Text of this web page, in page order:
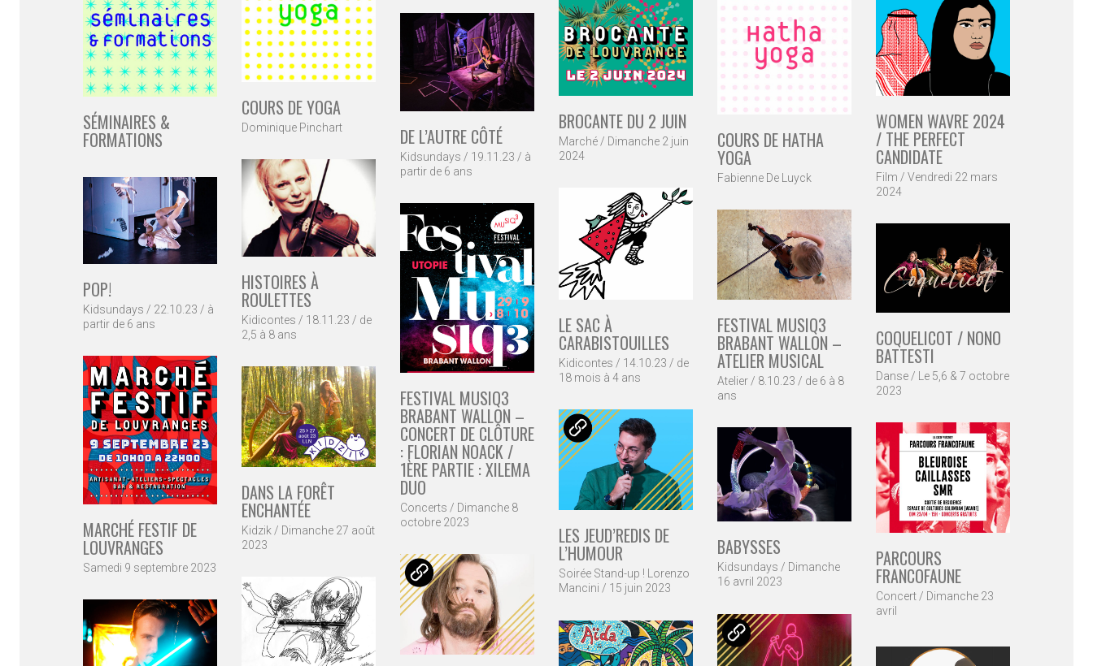
COURS DE YOGA
Dominique Pinchart
SÉMINAIRES &
FORMATIONS COURS DE HATHA
YOGA
Fabienne De Luyck
BROCANTE DU 2 JUIN
Marché / Dimanche 2 juin
2024
WOMEN WAVRE 2024
/ THE PERFECT
CANDIDATE
Film / Vendredi 22 mars
2024
DE L’AUTRE CÔTÉ
Kidsundays / 19.11.23 / à
partir de 6 ans
HISTOIRES À
ROULETTES
Kidicontes / 18.11.23 / de
2,5 à 8 ans
POP!
Kidsundays / 22.10.23 / à
partir de 6 ans
LE SAC À
CARABISTOUILLES
Kidicontes / 14.10.23 / de
18 mois à 4 ans
FESTIVAL MUSIQ3
BRABANT WALLON –
CONCERT DE CLÔTURE
: FLORIAN NOACK /
1ÈRE PARTIE : XILEMA
DUO
Concerts / Dimanche 8
octobre 2023
FESTIVAL MUSIQ3
BRABANT WALLON –
ATELIER MUSICAL
Atelier / 8.10.23 / de 6 à 8
ans
COQUELICOT / NONO
BATTESTI
Danse / Le 5,6 & 7 octobre
2023
MARCHÉ FESTIF DE
LOUVRANGES
Samedi 9 septembre 2023
DANS LA FORÊT
ENCHANTÉE
Kidzik / Dimanche 27 août
2023
LES JEUD’REDIS DE
L’HUMOUR
Soirée Stand-up ! Lorenzo
Mancini / 15 juin 2023
PARCOURS
FRANCOFAUNE
Concert / Dimanche 23
avril
BABYSSES
Kidsundays / Dimanche
16 avril 2023